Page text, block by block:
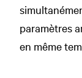
paramètres
en même